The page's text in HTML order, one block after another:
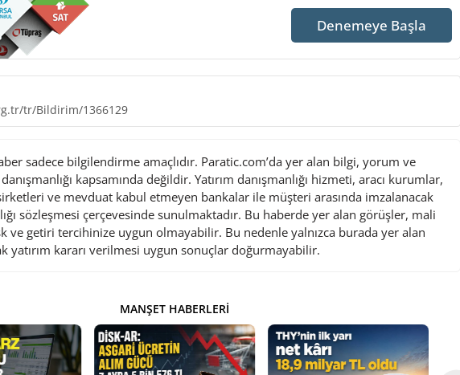
Denemeye Başla
tr/Bildirim/1366129
sadece bilgilendirme amaçlıdır. Paratic.com’da yer alan bilgi, yorum ve
kapsamında değildir. Yatırım danışmanlığı hizmeti, aracı kurumlar,
ve mevduat kabul etmeyen bankalar ile müşteri arasında imzalanacak
sözleşmesi çerçevesinde sunulmaktadır. Bu haberde yer alan görüşler, mali
ve getiri tercihinize uygun olmayabilir. Bu nedenle yalnızca burada yer alan
yatırım kararı verilmesi uygun sonuçlar doğurmayabilir.
MANŞET HABERLERI